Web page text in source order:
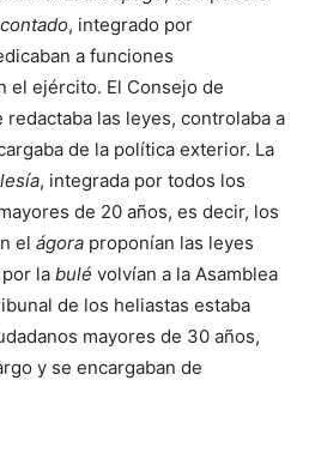
, integrado por
a funciones
el ejército. El Consejo de
redactaba las leyes, controlaba a
de la política exterior. La
, integrada por todos los
de 20 años, es decir, los
el ágora proponían las leyes
la bulé volvían a la Asamblea
de los heliastas estaba
mayores de 30 años,
y se encargaban de